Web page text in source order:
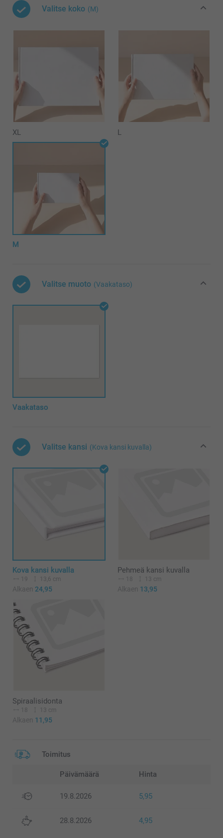
Valitse koko (M)
XL L
M
Valitse muoto (Vaakataso)
Vaakataso
Valitse kansi (Kova kansi kuvalla)
Kova kansi kuvalla
19 13,6 cm
Alkaen 24,95
Pehmeä kansi kuvalla
18 13 cm
Alkaen 13,95
Spiraalisidonta
18 13 cm
Alkaen 11,95
Toimitus
Päivämäärä Hinta
19.8.2026 5,95
28.8.2026 4,95